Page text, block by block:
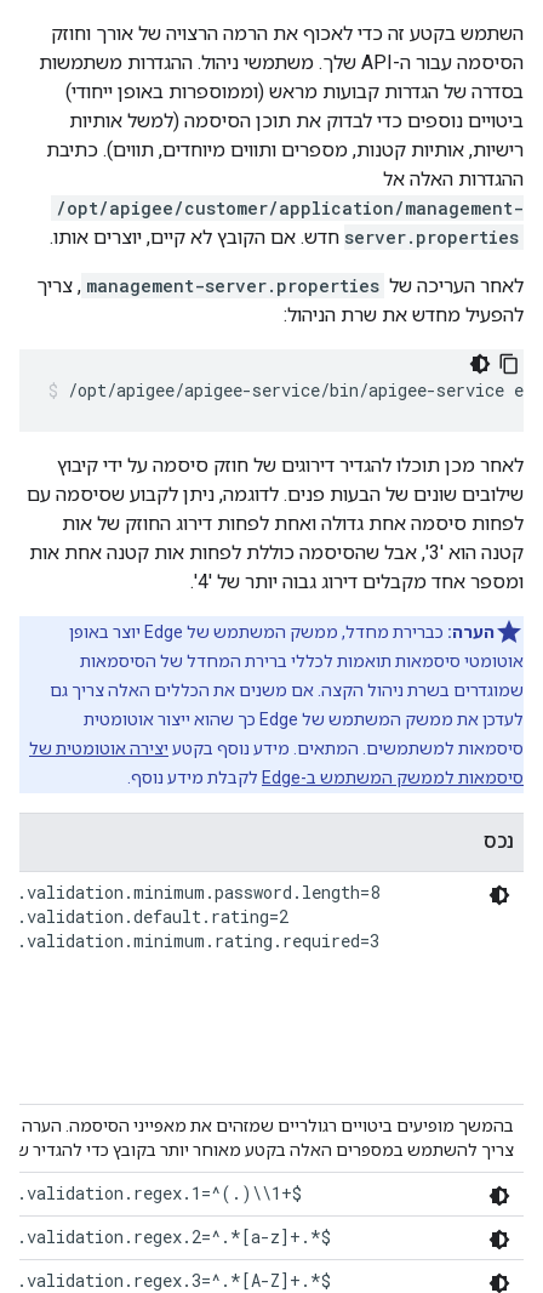
השתמש בקטע זה כדי לאכוף את הרמה הרצויה של אורך וחוזק
הסיסמה עבור ה-API שלך. משתמשי ניהול. ההגדרות משתמשות
בסדרה של הגדרות קבועות מראש (וממוספרות באופן ייחודי)
ביטויים נוספים כדי לבדוק את תוכן הסיסמה (למשל אותיות
רישיות, אותיות קטנות, מספרים ותווים מיוחדים, תווים). כתיבת
ההגדרות האלה אל
/opt/apigee/customer/application/management-
server.properties חדש. אם הקובץ לא קיים, יוצרים אותו.
לאחר העריכה של management-server.properties , צריך
להפעיל מחדש את שרת הניהול:
/opt/apigee/apigee-service/bin/apigee-service
לאחר מכן תוכלו להגדיר דירוגים של חוזק סיסמה על ידי קיבוץ
שילובים שונים של הבעות פנים. לדוגמה, ניתן לקבוע שסיסמה עם
לפחות סיסמה אחת גדולה ואחת לפחות דירוג החוזק של אות
קטנה הוא '3', אבל שהסיסמה כוללת לפחות אות קטנה אחת אות
ומספר אחד מקבלים דירוג גבוה יותר של '4'.
הערה:
כברירת מחדל, ממשק המשתמש של Edge יוצר באופן
אוטומטי סיסמאות תואמות לכללי ברירת המחדל של הסיסמאות
שמוגדרים בשרת ניהול הקצה. אם משנים את הכללים האלה צריך גם
לעדכן את ממשק המשתמש של Edge כך שהוא ייצור אוטומטית
סיסמאות למשתמשים. המתאים. מידע נוסף בקטע יצירה אוטומטית של
סיסמאות לממשק המשתמש ב-Edge
לקבלת מידע נוסף.
נכס
בהמשך מופיעים ביטויים רגולריים שמזהים את מאפייני הסיסמה.
צריך להשתמש במספרים האלה בקטע מאוחר יותר בקובץ כדי להגדיר
z]+.*$
Z]+.*$